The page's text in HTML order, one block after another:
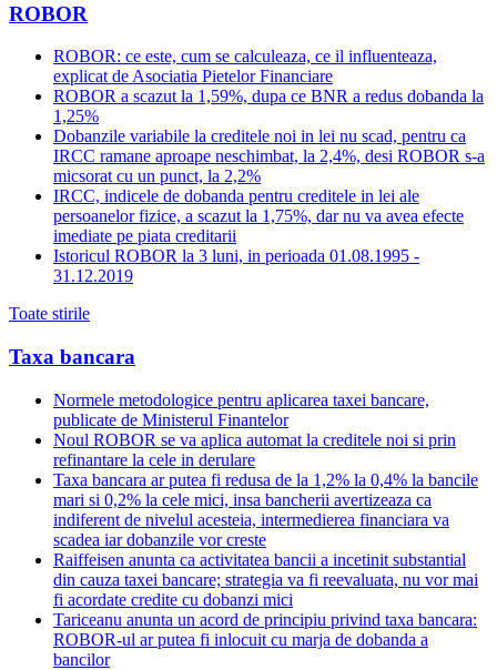
ROBOR
ROBOR: ce este, cum se calculeaza, ce il influenteaza,
explicat de Asociatia Pietelor Financiare
ROBOR a scazut la 1,59%, dupa ce BNR a redus dobanda la
1,25%
Dobanzile variabile la creditele noi in lei nu scad, pentru ca
IRCC ramane aproape neschimbat, la 2,4%, desi ROBOR s-a
micsorat cu un punct, la 2,2%
IRCC, indicele de dobanda pentru creditele in lei ale
persoanelor fizice, a scazut la 1,75%, dar nu va avea efecte
imediate pe piata creditarii
Istoricul ROBOR la 3 luni, in perioada 01.08.1995 -
31.12.2019
Toate stirile
Taxa bancara
Normele metodologice pentru aplicarea taxei bancare,
publicate de Ministerul Finantelor
Noul ROBOR se va aplica automat la creditele noi si prin
refinantare la cele in derulare
Taxa bancara ar putea fi redusa de la 1,2% la 0,4% la bancile
mari si 0,2% la cele mici, insa bancherii avertizeaza ca
indiferent de nivelul acesteia, intermedierea financiara va
scadea iar dobanzile vor creste
Raiffeisen anunta ca activitatea bancii a incetinit substantial
din cauza taxei bancare; strategia va fi reevaluata, nu vor mai
fi acordate credite cu dobanzi mici
Tariceanu anunta un acord de principiu privind taxa bancara:
ROBOR-ul ar putea fi inlocuit cu marja de dobanda a
bancilor